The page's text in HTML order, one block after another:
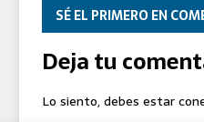
SÉ EL PRIMERO EN
Deja tu
Lo siento, debes estar